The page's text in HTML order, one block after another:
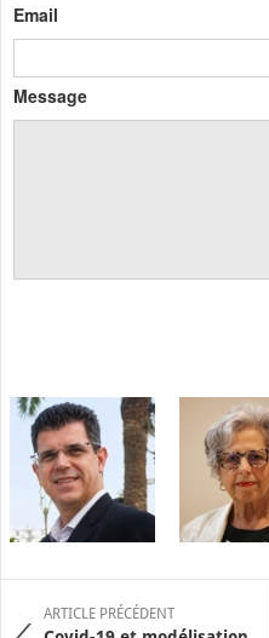
Email
Message
ARTICLE PRÉCÉDENT